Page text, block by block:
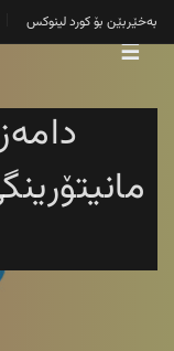
بەخێربێن بۆ کورد لینوکس
☰